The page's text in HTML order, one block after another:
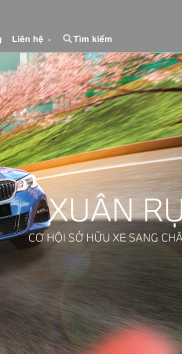
Liên hệ Tìm kiếm